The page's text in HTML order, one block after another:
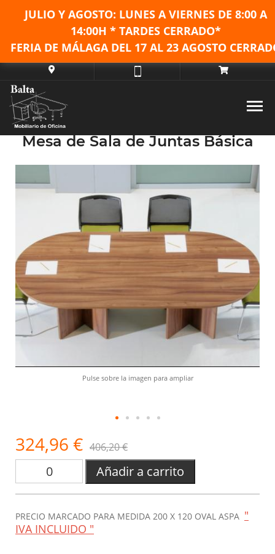
JULIO Y AGOSTO: LUNES A VIERNES DE 8:00 A
14:00H * TARDES CERRADO*
FERIA DE MÁLAGA DEL 17 AL 23 AGOSTO
Mesa de Sala de Juntas Básica
Pulse sobre la imagen para ampliar
324,96 € 406,20 €
Añadir a carrito
PRECIO MARCADO PARA MEDIDA 200 X 120 OVAL ASPA "
IVA INCLUIDO "